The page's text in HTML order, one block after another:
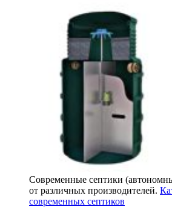
Современные септики
от различных производителей.
современных септиков